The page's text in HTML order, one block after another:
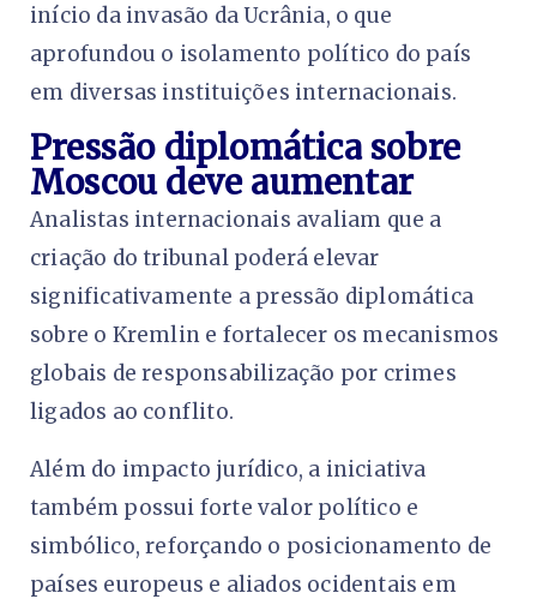
início da invasão da Ucrânia, o que
aprofundou o isolamento político do país
em diversas instituições internacionais.
Pressão diplomática sobre
Moscou deve aumentar
Analistas internacionais avaliam que a
criação do tribunal poderá elevar
significativamente a pressão diplomática
sobre o Kremlin e fortalecer os mecanismos
globais de responsabilização por crimes
ligados ao conflito.
Além do impacto jurídico, a iniciativa
também possui forte valor político e
simbólico, reforçando o posicionamento de
países europeus e aliados ocidentais em